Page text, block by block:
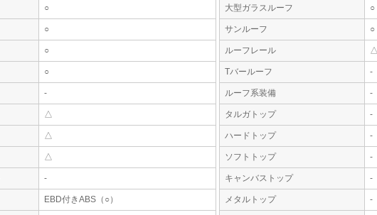
○
○
○
○
-
△
△
△
-
EBD付きABS（○）
大型ガラスルーフ ○
サンルーフ ○
ルーフレール △
Tバールーフ -
ルーフ系装備 -
タルガトップ -
ハードトップ -
ソフトトップ -
キャンバストップ -
メタルトップ -